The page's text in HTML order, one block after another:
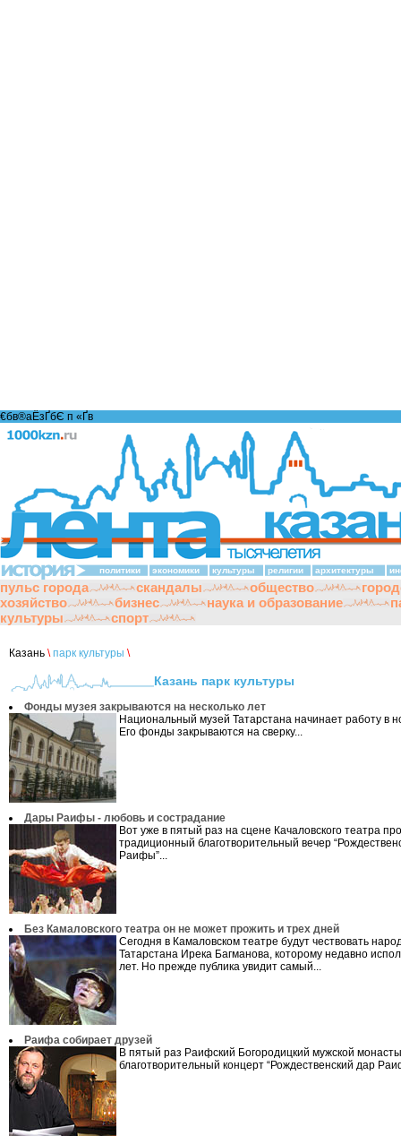
€бв®аЁзҐбЄ п «Ґ­в
политики экономики культуры религии архитектуры
пульс города скандалы общество
хозяйство
бизнес наука и образование
культуры
спорт
Казань \ парк культуры \
Казань парк культуры
Фонды музея закрываются на несколько лет
Национальный музей Татарстана начинает работу в
Его фонды закрываются на сверку...
Дары Раифы - любовь и сострадание
Вот уже в пятый раз на сцене Качаловского театра
традиционный благотворительный вечер
Раифы”...
Без Камаловского театра он не может прожить и трех дней
Сегодня в Камаловском театре будут чествовать
Татарстана Ирека Багманова, которому недавно
лет. Но прежде публика увидит самый...
Раифа собирает друзей
В пятый раз Раифский Богородицкий мужской
благотворительный концерт “Рождественский дар